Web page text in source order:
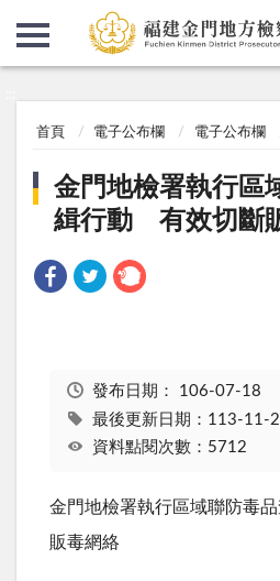
首頁 電子公布欄 電子公布欄
金門地檢署執行區
緝行動 有效切斷
發布日期： 106-07-18
最後更新日期：113-11-
資料點閱次數：5712
金門地檢署執行區域聯防毒
販毒網絡